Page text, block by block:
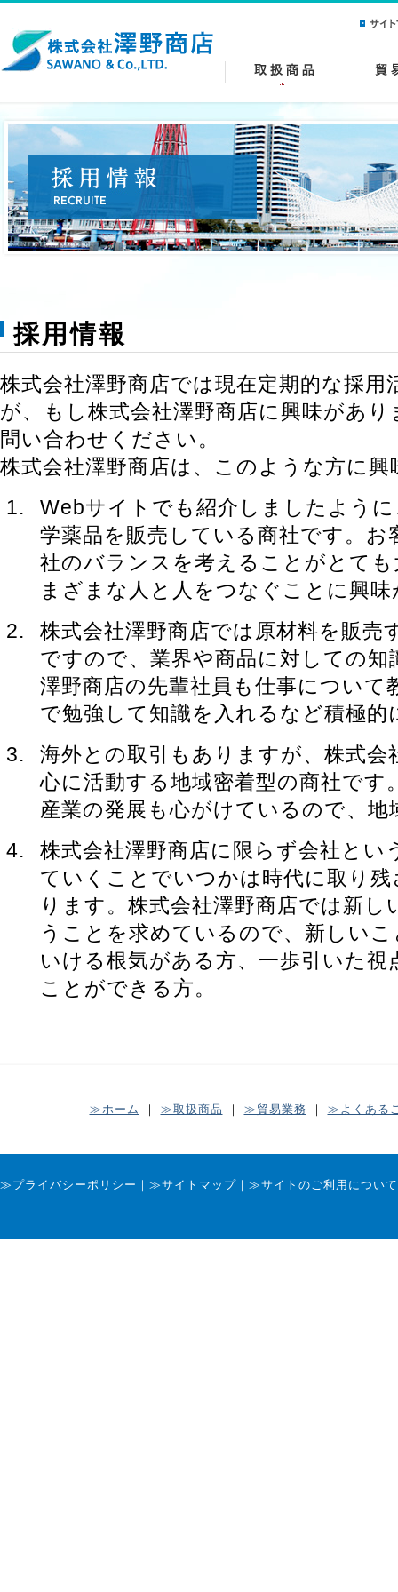
採用情報
株式会社澤野商店では現在定期的な採
が、もし株式会社澤野商店に興味があ
問い合わせください。
株式会社澤野商店は、このような方に
Webサイトでも紹介しましたよう
学薬品を販売している商社です。お
社のバランスを考えることがとて
まざまな人と人をつなぐことに興
株式会社澤野商店では原材料を販売
ですので、業界や商品に対しての知
澤野商店の先輩社員も仕事について
で勉強して知識を入れるなど積極的
海外との取引もありますが、株式会
心に活動する地域密着型の商社です
産業の発展も心がけているので、
株式会社澤野商店に限らず会社とい
ていくことでいつかは時代に取り
ります。株式会社澤野商店では新
うことを求めているので、新しい
いける根気がある方、一歩引いた視
ことができる方。
≫ホーム ｜ ≫取扱商品 ｜ ≫貿易業務 ｜ ≫よくある
≫プライバシーポリシー ｜ ≫サイトマップ ｜ ≫サイトのご利用について